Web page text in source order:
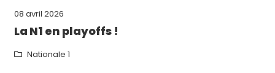
08 avril 2026
La N1 en playoffs !
Nationale 1